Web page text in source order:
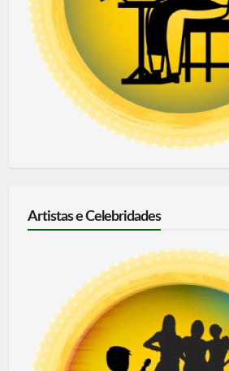
Artistas e Celebridades